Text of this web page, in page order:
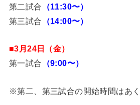
第二試合 （11:30〜）
第三試合 （14:00〜）
■3月24日（金）
第一試合 （9:00〜）
※第二、第三試合の開始時間はあく